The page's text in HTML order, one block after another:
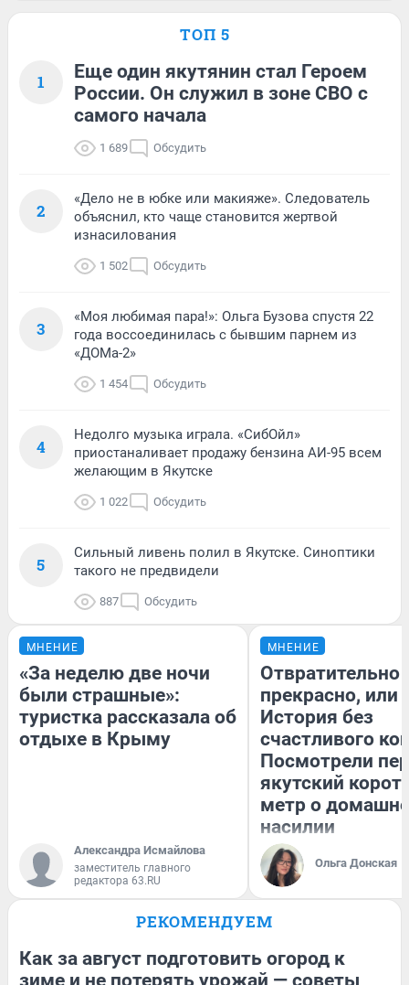
ТОП 5
1
Еще один якутянин стал Героем
России. Он служил в зоне СВО с
самого начала
1 689 Обсудить
2
«Дело не в юбке или макияже». Следователь
объяснил, кто чаще становится жертвой
изнасилования
1 502 Обсудить
3
«Моя любимая пара!»: Ольга Бузова спустя 22
года воссоединилась с бывшим парнем из
«ДОМа-2»
1 454 Обсудить
4
Недолго музыка играла. «СибОйл»
приостаналивает продажу бензина АИ-95 всем
желающим в Якутске
1 022 Обсудить
5
Сильный ливень полил в Якутске. Синоптики
такого не предвидели
887 Обсудить
МНЕНИЕ
«За неделю две ночи
были страшные»:
туристка рассказала об
отдыхе в Крыму
Александра Исмайлова
заместитель главного
редактора 63.RU
МНЕНИЕ
Отвратительно
прекрасно, или
История без
счастливого
Посмотрели
якутский
метр о
насилии
Ольга Донская
РЕКОМЕНДУЕМ
Как за август подготовить огород к
зиме и не потерять урожай — советы